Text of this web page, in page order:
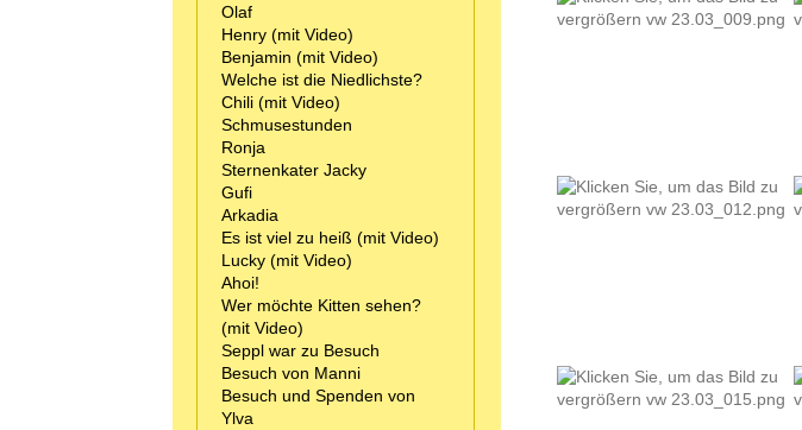
Olaf
Henry (mit Video)
Benjamin (mit Video)
Welche ist die Niedlichste?
Chili (mit Video)
Schmusestunden
Ronja
Sternenkater Jacky
Gufi
Arkadia
Es ist viel zu heiß (mit Video)
Lucky (mit Video)
Ahoi!
Wer möchte Kitten sehen?
(mit Video)
Seppl war zu Besuch
Besuch von Manni
Besuch und Spenden von
Ylva